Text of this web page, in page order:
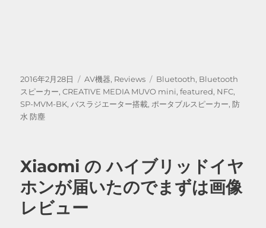
投
稿
日:
2016年2月28日
カ
テ
ゴ
AV機器, Reviews
タ
グ
Bluetooth, Bluetooth
スピーカー,CREATIVE MEDIA MUVO mini,featured, NFC,
SP-MVM-BK,バスラジエーター搭載,ポータブルスピーカー,防
水 防塵
Xiaomi の ハイブリッドイヤ
ホンが届いたのでまずは画像
レビュー